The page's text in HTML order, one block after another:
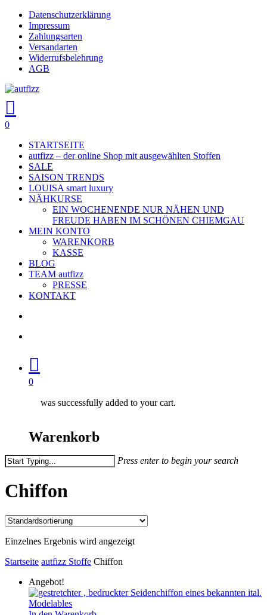
Skip
main
content
Datenschutzerklärung
Impressum
Zahlungsarten
Versandarten
Widerrufsbelehrung
AGB
search
account
0
STARTSEITE
autfizz – der online Shop mit ausgewählten Stoffen
SALE
SAISON TRENDS
LOUISA smart luxury
NÄHKURSE
EIN WOCHENENDE NUR NÄHEN UND
FREUDE HABEN IM SCHÖNEN CHIEMGAU
MEIN KONTO
WARENKORB
KASSE
BLOG
TEAM autfizz
PRESSE
KONTAKT
0
was successfully added to your cart.
Warenkorb
Press enter to begin your search
Search
Chiffon
Einzelnes Ergebnis wird angezeigt
Startseite autfizz Stoffe Chiffon
Angebot!